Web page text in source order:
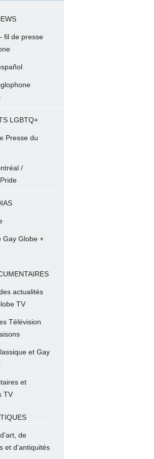
fil de presse
LGBTQ+
Presse du
/
Gay Globe +
actualités
TV
Télévision
et Gay
et
TV
de
et d'antiquités